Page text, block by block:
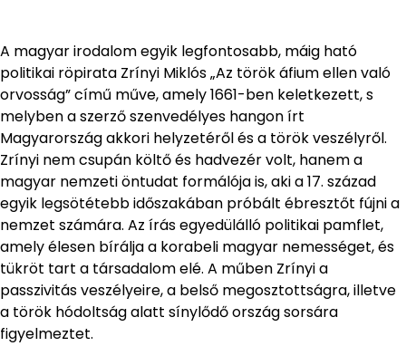
A magyar irodalom egyik legfontosabb, máig ható
politikai röpirata Zrínyi Miklós „Az török áfium ellen való
orvosság” című műve, amely 1661-ben keletkezett, s
melyben a szerző szenvedélyes hangon írt
Magyarország akkori helyzetéről és a török veszélyről.
Zrínyi nem csupán költő és hadvezér volt, hanem a
magyar nemzeti öntudat formálója is, aki a 17. század
egyik legsötétebb időszakában próbált ébresztőt fújni a
nemzet számára. Az írás egyedülálló politikai pamflet,
amely élesen bírálja a korabeli magyar nemességet, és
tükröt tart a társadalom elé. A műben Zrínyi a
passzivitás veszélyeire, a belső megosztottságra, illetve
a török hódoltság alatt sínylődő ország sorsára
figyelmeztet.